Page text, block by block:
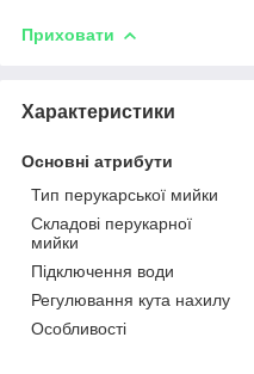
Приховати
Характеристики
Основні атрибути
Тип перукарської мийки
Складові перукарної
мийки
Підключення води
Регулювання кута нахилу
Особливості